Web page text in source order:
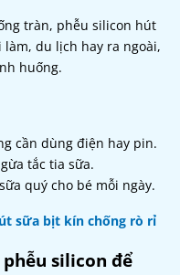
tràn, phễu silicon hút
du lịch hay ra ngoài,
huống.
cần dùng điện hay pin.
tắc tia sữa.
quý cho bé mỗi ngày.
sữa bịt kín chống rò rỉ
phễu silicon để